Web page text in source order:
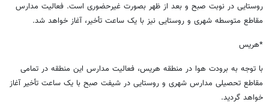
روستایی در نوبت صبح و بعد از ظهر بصورت غیرحضوری است. فعالیت مدارس
مقاطع متوسطه شهری و روستایی نیز با یک ساعت تأخیر، آغاز خواهد شد.
*هریس
با توجه به برودت هوا در منطقه هریس، فعالیت مدارس این منطقه در تمامی
مقاطع تحصیلی مدارس شهری و روستایی در شیفت صبح با یک ساعت تأخیر آغاز
خواهد گردید.